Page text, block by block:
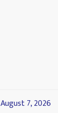
August 7, 2026